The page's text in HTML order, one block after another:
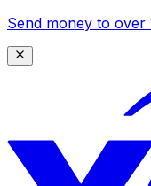
Send money to over